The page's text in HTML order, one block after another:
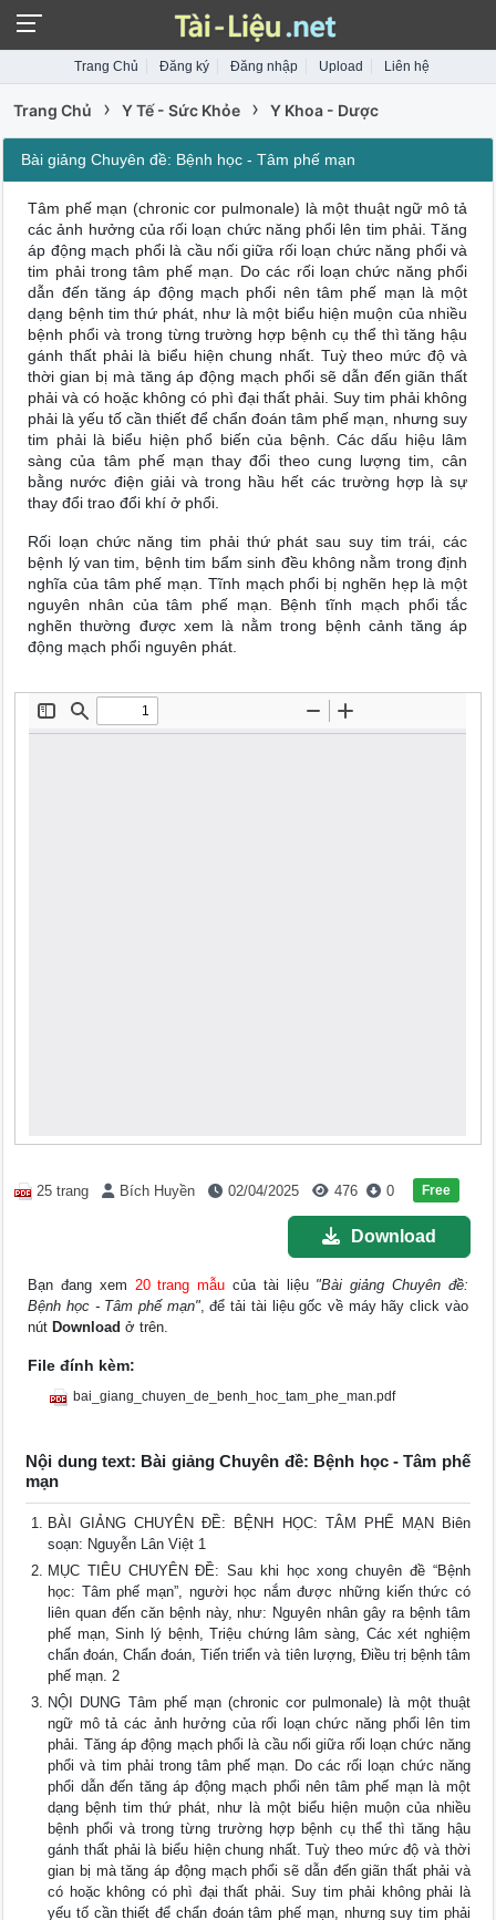
Trang Chủ Đăng ký Đăng nhập Upload Liên hệ
Trang Chủ › Y Tế - Sức Khỏe › Y Khoa - Dược
Bài giảng Chuyên đề: Bệnh học - Tâm phế mạn
Tâm phế mạn (chronic cor pulmonale) là một thuật ngữ mô tả
các ảnh hưởng của rối loạn chức năng phổi lên tim phải. Tăng
áp động mạch phổi là cầu nối giữa rối loạn chức năng phổi và
tim phải trong tâm phế mạn. Do các rối loạn chức năng phổi
dẫn đến tăng áp động mạch phổi nên tâm phế mạn là một
dạng bệnh tim thứ phát, như là một biểu hiện muộn của nhiều
bệnh phổi và trong từng trường hợp bệnh cụ thể thì tăng hậu
gánh thất phải là biểu hiện chung nhất. Tuỳ theo mức độ và
thời gian bị mà tăng áp động mạch phổi sẽ dẫn đến giãn thất
phải và có hoặc không có phì đại thất phải. Suy tim phải không
phải là yếu tố cần thiết để chẩn đoán tâm phế mạn, nhưng suy
tim phải là biểu hiện phổ biến của bệnh. Các dấu hiệu lâm
sàng của tâm phế mạn thay đổi theo cung lượng tim, cân
bằng nước điện giải và trong hầu hết các trường hợp là sự
thay đổi trao đổi khí ở phổi.
Rối loạn chức năng tim phải thứ phát sau suy tim trái, các
bệnh lý van tim, bệnh tim bẩm sinh đều không nằm trong định
nghĩa của tâm phế mạn. Tĩnh mạch phổi bị nghẽn hẹp là một
nguyên nhân của tâm phế mạn. Bệnh tĩnh mạch phổi tắc
nghẽn thường được xem là nằm trong bệnh cảnh tăng áp
động mạch phổi nguyên phát.
25 trang Bích Huyền 02/04/2025 476 0 Free
Download
Bạn đang xem 20 trang mẫu của tài liệu "Bài giảng Chuyên đề:
Bệnh học - Tâm phế mạn", để tải tài liệu gốc về máy hãy click vào
nút Download ở trên.
File đính kèm:
bai_giang_chuyen_de_benh_hoc_tam_phe_man.pdf
Nội dung text: Bài giảng Chuyên đề: Bệnh học - Tâm phế
mạn
BÀI GIẢNG CHUYÊN ĐỀ: BỆNH HỌC: TÂM PHẾ MẠN Biên
soạn: Nguyễn Lân Việt 1
MỤC TIÊU CHUYÊN ĐỀ: Sau khi học xong chuyên đề “Bệnh
học: Tâm phế mạn”, người học nắm được những kiến thức có
liên quan đến căn bệnh này, như: Nguyên nhân gây ra bệnh tâm
phế mạn, Sinh lý bệnh, Triệu chứng lâm sàng, Các xét nghiệm
chẩn đoán, Chẩn đoán, Tiến triển và tiên lượng, Điều trị bệnh tâm
phế mạn. 2
NỘI DUNG Tâm phế mạn (chronic cor pulmonale) là một thuật
ngữ mô tả các ảnh hưởng của rối loạn chức năng phổi lên tim
phải. Tăng áp động mạch phổi là cầu nối giữa rối loạn chức năng
phổi và tim phải trong tâm phế mạn. Do các rối loạn chức năng
phổi dẫn đến tăng áp động mạch phổi nên tâm phế mạn là một
dạng bệnh tim thứ phát, như là một biểu hiện muộn của nhiều
bệnh phổi và trong từng trường hợp bệnh cụ thể thì tăng hậu
gánh thất phải là biểu hiện chung nhất. Tuỳ theo mức độ và thời
gian bị mà tăng áp động mạch phổi sẽ dẫn đến giãn thất phải và
có hoặc không có phì đại thất phải. Suy tim phải không phải là
yếu tố cần thiết để chẩn đoán tâm phế mạn, nhưng suy tim phải